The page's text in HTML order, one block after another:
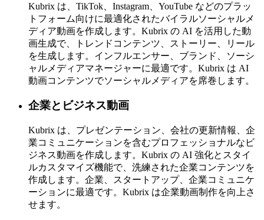
Kubrix は、TikTok、Instagram、YouTube などのプラッ
トフォーム向けに最適化されたバイラルソーシャルメ
ディア動画を作成します。Kubrix の AI を活用した動
画生成で、トレンドコンテンツ、ストーリー、リール
を生成します。インフルエンサー、ブランド、ソーシ
ャルメディアマネージャーに最適です。Kubrix は AI
動画コンテンツでソーシャルメディアを席巻します。
企業とビジネス動画
Kubrix は、プレゼンテーション、会社の更新情報、企
業コミュニケーションを含むプロフェッショナルなビ
ジネス動画を作成します。Kubrix の AI 強化とスタイ
ルカスタマイズ機能で、洗練された企業コンテンツを
作成します。企業、スタートアップ、企業コミュニケ
ーションに最適です。Kubrix は企業動画制作を向上さ
せます。